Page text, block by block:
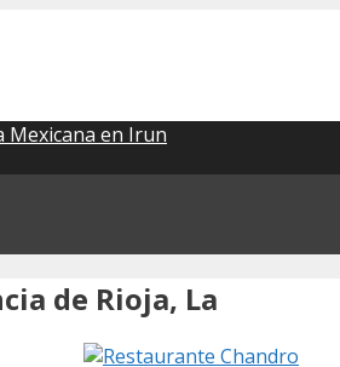
Mexicana en Irun
de Rioja, La